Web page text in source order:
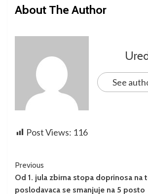
About The Author
See
Post Views: 116
Previous
Od 1. jula zbirna stopa doprinosa na
poslodavaca se smanjuje na 5 posto